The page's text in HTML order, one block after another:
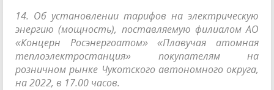
14. Об установлении тарифов на электрическую
энергию (мощность), поставляемую филиалом АО
«Концерн Росэнергоатом» «Плавучая атомная
теплоэлектростанция» покупателям на
розничном рынке Чукотского автономного округа,
на 2022, в 17.00 часов.